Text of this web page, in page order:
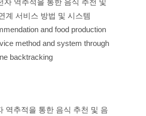
역추적을 통한 음식 추천 및 음